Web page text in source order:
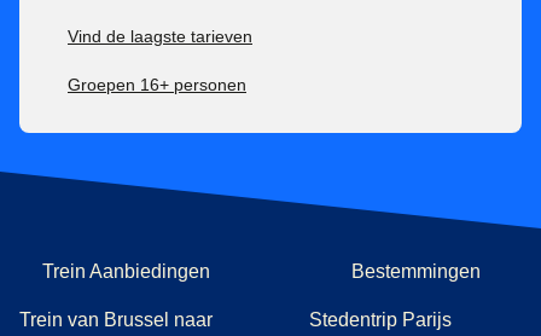
Vind de laagste tarieven
Groepen 16+ personen
Trein Aanbiedingen
Trein van Brussel naar
Bestemmingen
Stedentrip Parijs